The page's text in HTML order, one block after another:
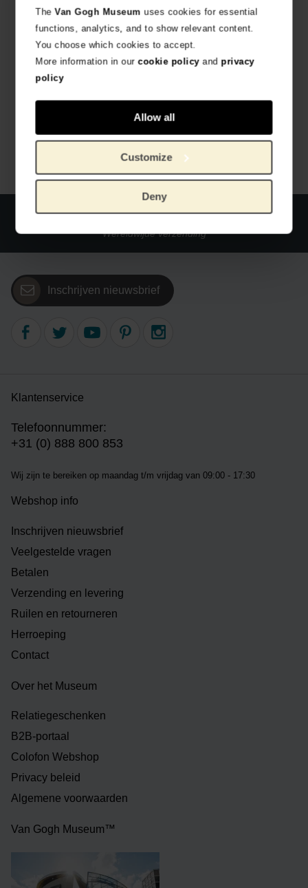
TheVan Gogh Museum uses cookies for essential
functions, analytics, and to show relevant content.
You choose which cookies to accept.
More information in ourcookie policyand privacy
policy
Allow all
Customize
Deny
€9,88
Officiële webshop Van Gogh Museum
Veilig betalen
Wereldwijde verzending
Inschrijven nieuwsbrief
Klantenservice
Telefoonnummer:
+31 (0) 888 800 853
Wij zijn te bereiken op maandag t/m vrijdag van 09:00 - 17:30
Webshop info
Inschrijven nieuwsbrief
Veelgestelde vragen
Betalen
Verzending en levering
Ruilen en retourneren
Herroeping
Contact
Over het Museum
Relatiegeschenken
B2B-portaal
Colofon Webshop
Privacy beleid
Algemene voorwaarden
Van Gogh Museum™